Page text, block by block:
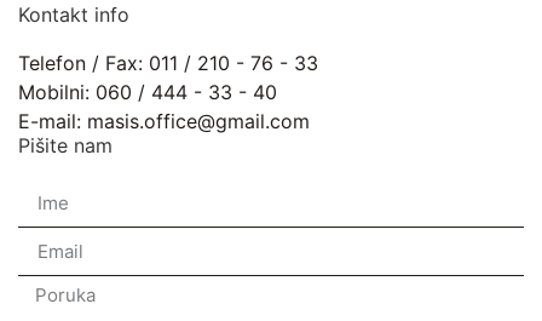
Kontakt info
Telefon / Fax: 011 / 210 - 76 - 33
Mobilni: 060 / 444 - 33 - 40
E-mail: masis.office@gmail.com
Pišite nam